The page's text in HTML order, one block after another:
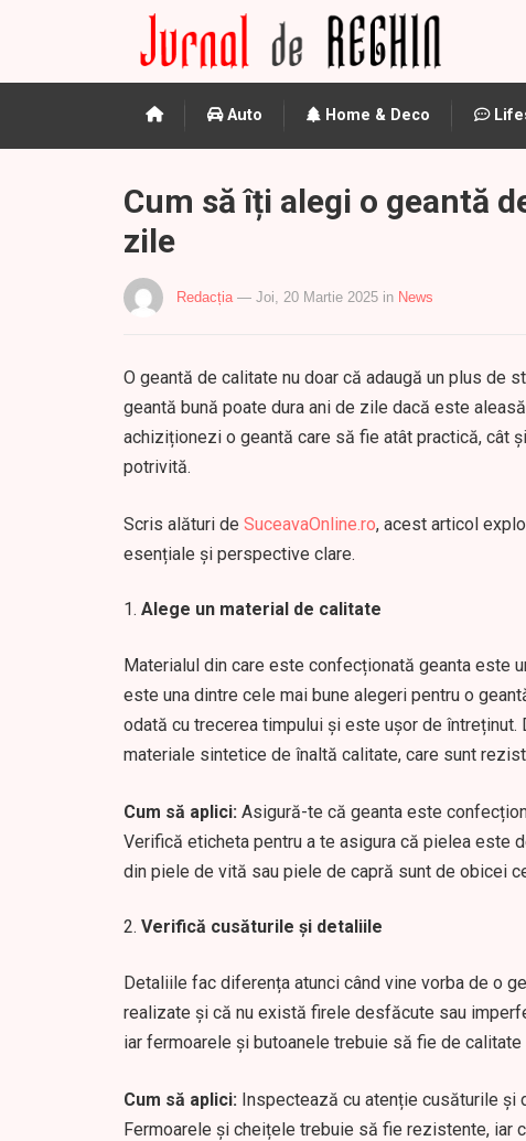
Auto Home & Deco
Cum să îți alegi o geantă
zile
Redacția — Joi, 20 Martie 2025 in News
O geantă de calitate nu doar că adaugă un plus de
geantă bună poate dura ani de zile dacă este
achiziționezi o geantă care să fie atât practică, cât
potrivită.
Scris alături de SuceavaOnline.ro, acest articol
esențiale și perspective clare.
Alege un material de calitate
Materialul din care este confecționată geanta este
este una dintre cele mai bune alegeri pentru o
odată cu trecerea timpului și este ușor de
materiale sintetice de înaltă calitate, care sunt
Cum să aplici: Asigură-te că geanta este
Verifică eticheta pentru a te asigura că pielea este
din piele de vită sau piele de capră sunt de obicei
Verifică cusăturile și detaliile
Detaliile fac diferența atunci când vine vorba de o
realizate și că nu există firele desfăcute sau
iar fermoarele și butoanele trebuie să fie de
Cum să aplici: Inspectează cu atenție cusăturile și
Fermoarele și cheițele trebuie să fie rezistente, iar